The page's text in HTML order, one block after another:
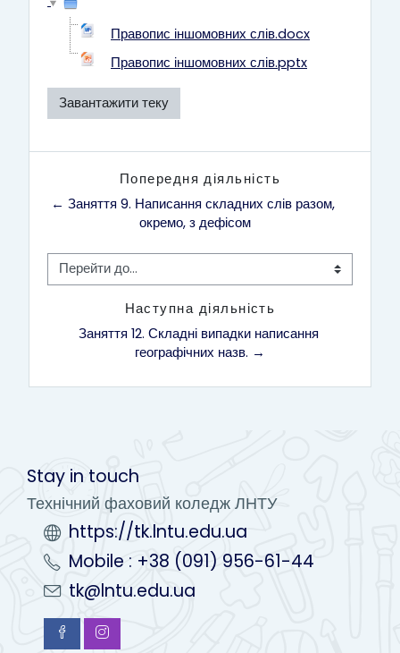
Правопис іншомовних слів.docx
Правопис іншомовних слів.pptx
Завантажити теку
Попередня діяльність
← Заняття 9. Написання складних слів разом,
окремо, з дефісом
Перейти до...
Наступна діяльність
Заняття 12. Складні випадки написання
географічних назв. →
Stay in touch
Технічний фаховий коледж ЛНТУ
https://tk.lntu.edu.ua
Mobile : +38 (091) 956-61-44
tk@lntu.edu.ua